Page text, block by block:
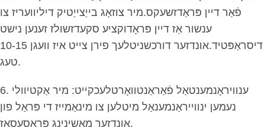
פֿאַר דיין פּראַדזשעקס.מיר צוזאָג בייַצייַטיק דיליוועריז צו
ענשור אַז דיין פּראָדוקציע סקעדזשולז זענען נישט
דיסראַפּטיד.אונדזער דורכשניטלעך פירן צייט איז וועגן 10-15
טעג.
6. ענוויראָנמענטאַל פֿאַראַנטוואָרטלעכקייט: מיר אַקטיוולי
נעמען ינווייראַנמענאַל מיטלען צו מינאַמייז די פּראַל פון
אונדזער מאַשינינג פּראַסעסאַז.